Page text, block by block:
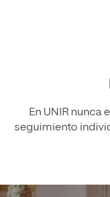
En UNIR nunca
seguimiento